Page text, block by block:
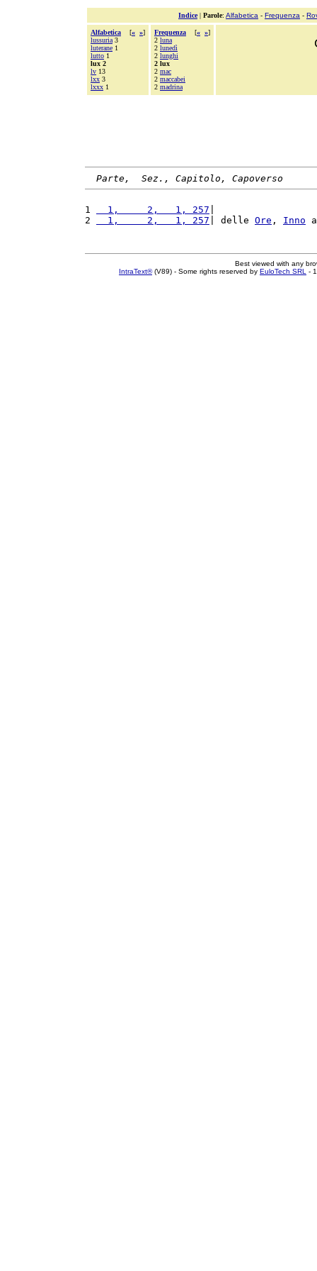
Indice| Parole: Alfabetica - Frequenza -
Alfabetica [« »]
lussuria 3
luterane 1
lutto 1
lux 2
lv 13
lxx 3
lxxx 1
Frequenza [« »]
2 luna
2 lunedì
2 lunghi
2 lux
2 mac
2 maccabei
2 madrina
Parte,  Sez., Capitolo, Capoverso
1
  1,     2,   1, 257
2
  1,     2,   1, 257
| delle Ore , Inno
Best viewed with any
IntraText®(V89) - Some rights reserved by EuloTech SRL -